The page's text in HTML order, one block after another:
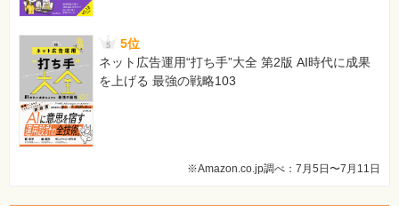
5位
ネット広告運用“打ち手”大全 第2版 AI時代に成果
を上げる 最強の戦略103
※Amazon.co.jp調べ：7月5日〜7月11日